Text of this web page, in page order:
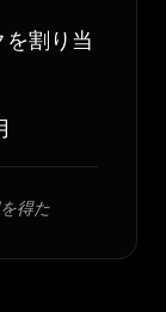
割り当
得た